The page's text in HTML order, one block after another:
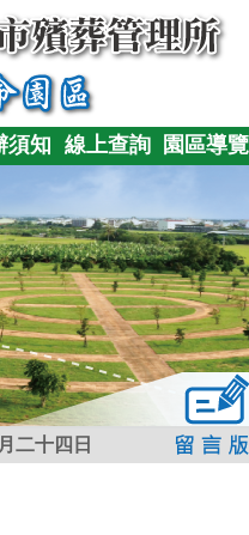
須知 線上查詢 園區導覽
二十四日